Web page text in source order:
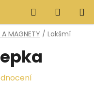
Hledat
KOŠÍK
A MAGNETY / Lakšmí